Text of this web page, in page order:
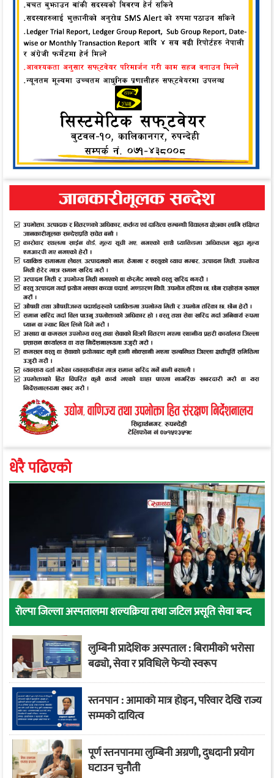
धेरै पढिएको
रोल्पा जिल्ला अस्पतालमा शल्यक्रिया तथा जटिल प्रसूति सेवा बन्द
लुम्बिनी प्रादेशिक अस्पताल : बिरामीको भरोसा
बढ्यो, सेवा र प्रविधिले फेर्‍यो स्वरूप
स्तनपान : आमाको मात्र होइन, परिवार देखि राज्य
सम्मको दायित्व
पूर्ण स्तनपानमा लुम्बिनी अग्रणी, दुधदानी प्रयोग
घटाउन चुनौती